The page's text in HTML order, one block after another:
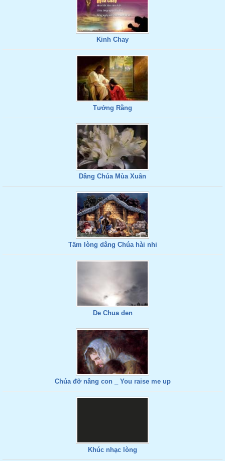
Kinh Chay
Tưởng Rằng
Dâng Chúa Mùa Xuân
Tấm lòng dâng Chúa hài nhi
De Chua den
Chúa đỡ nâng con _ You raise me up
Khúc nhạc lòng